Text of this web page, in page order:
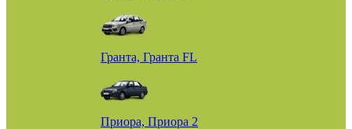
Гранта, Гранта FL
Приора, Приора 2